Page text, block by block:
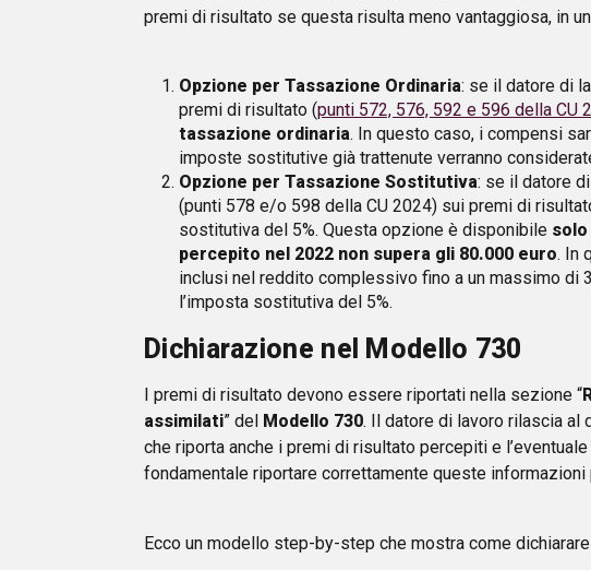
premi di risultato se questa risulta meno vantaggiosa, in
Opzione per Tassazione Ordinaria: se il datore di
premi di risultato (punti 572, 576, 592 e 596 della CU
tassazione ordinaria. In questo caso, i compensi
imposte sostitutive già trattenute verranno
Opzione per Tassazione Sostitutiva: se il datore
(punti 578 e/o 598 della CU 2024) sui premi di
sostitutiva del 5%. Questa opzione è disponibile
percepito nel 2022 non supera gli 80.000 euro. In
inclusi nel reddito complessivo fino a un massimo di
l’imposta sostitutiva del 5%.
Dichiarazione nel Modello 730
I premi di risultato devono essere riportati nella sezione “
assimilati” del Modello 730. Il datore di lavoro rilascia al
che riporta anche i premi di risultato percepiti e
fondamentale riportare correttamente queste
Ecco un modello step-by-step che mostra come